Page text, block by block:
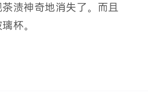
渍神奇地消失了。而且
杯。